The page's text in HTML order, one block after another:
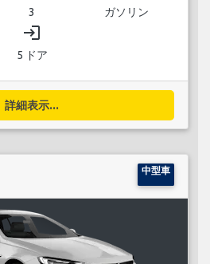
3 ガソリン
login
5 ドア
詳細表示...
中型車